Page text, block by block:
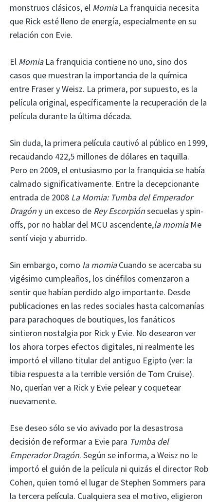
monstruos clásicos, el MomiaLa franquicia necesita
que Rick esté lleno de energía, especialmente en su
relación con Evie.
El MomiaLa franquicia contiene no uno, sino dos
casos que muestran la importancia de la química
entre Fraser y Weisz. La primera, por supuesto, es la
película original, específicamente la recuperación de la
película durante la última década.
Sin duda, la primera película cautivó al público en 1999,
recaudando 422,5 millones de dólares en taquilla.
Pero en 2009, el entusiasmo por la franquicia se había
calmado significativamente. Entre la decepcionante
entrada de 2008 La Momia: Tumba del Emperador
Dragóny un exceso de Rey Escorpiónsecuelas y spin-
offs, por no hablar del MCU ascendente,la momiaMe
sentí viejo y aburrido.
Sin embargo, como la momiaCuando se acercaba su
vigésimo cumpleaños, los cinéfilos comenzaron a
sentir que habían perdido algo importante. Desde
publicaciones en las redes sociales hasta calcomanías
para parachoques de boutiques, los fanáticos
sintieron nostalgia por Rick y Evie. No desearon ver
los ahora torpes efectos digitales, ni realmente les
importó el villano titular del antiguo Egipto (ver: la
tibia respuesta a la terrible versión de Tom Cruise).
No, querían ver a Rick y Evie pelear y coquetear
nuevamente.
Ese deseo sólo se vio avivado por la desastrosa
decisión de reformar a Evie para Tumba del
Emperador Dragón. Según se informa, a Weisz no le
importó el guión de la película ni quizás el director Rob
Cohen, quien tomó el lugar de Stephen Sommers para
la tercera película. Cualquiera sea el motivo, eligieron